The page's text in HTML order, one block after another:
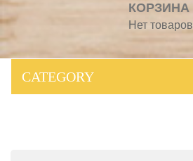
КОРЗИНА
Нет товаров
CATEGORY